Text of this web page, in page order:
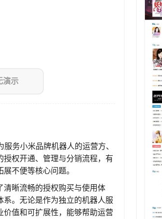
演示
务小米品牌机器人的运营方、
权开通、管理与分销流程，有
不便等核心问题。
晰流畅的授权购买与使用体
。无论是作为独立的机器人服
值和可扩展性，能够帮助运营